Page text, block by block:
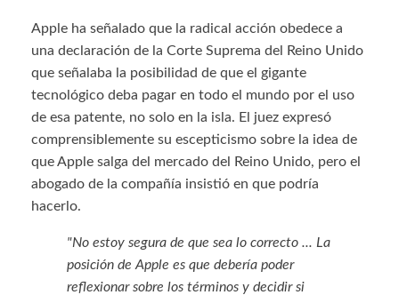
Apple ha señalado que la radical acción obedece a
una declaración de la Corte Suprema del Reino Unido
que señalaba la posibilidad de que el gigante
tecnológico deba pagar en todo el mundo por el uso
de esa patente, no solo en la isla. El juez expresó
comprensiblemente su escepticismo sobre la idea de
que Apple salga del mercado del Reino Unido, pero el
abogado de la compañía insistió en que podría
hacerlo.
"No estoy segura de que sea lo correcto ... La
posición de Apple es que debería poder
reflexionar sobre los términos y decidir si